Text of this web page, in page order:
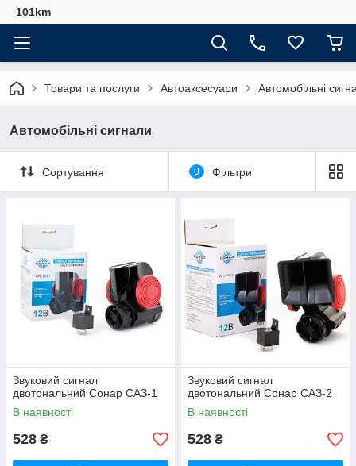
101km
Товари та послуги Автоаксесуари Автомобільні
Автомобільні сигнали
Сортування 0 Фільтри
Звуковий сигнал
двотональний Сонар САЗ-1
В наявності
528 ₴
Звуковий сигнал
двотональний Сонар САЗ-2
В наявності
528 ₴